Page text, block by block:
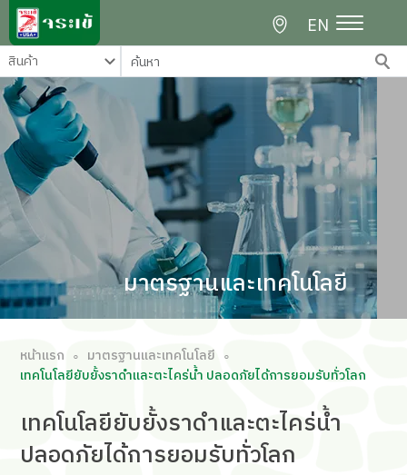
EN
มาตรฐานและเทคโนโลยี
หน้าแรก ∘ มาตรฐานและเทคโนโลยี ∘
เทคโนโลยียับยั้งราดำและตะไคร่น้ำ ปลอดภัยได้การยอมรับทั่วโลก
เทคโนโลยียับยั้งราดำและตะไคร่น้ำ
ปลอดภัยได้การยอมรับทั่วโลก